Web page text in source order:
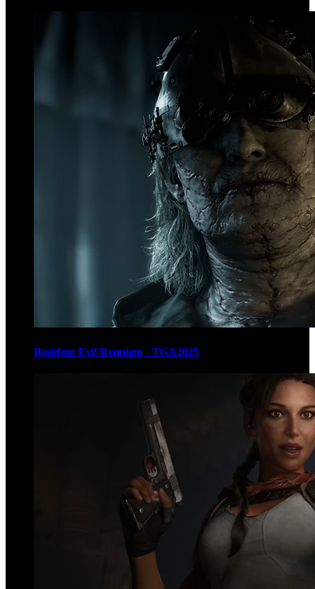
Resident Evil Requiem - TGA2025